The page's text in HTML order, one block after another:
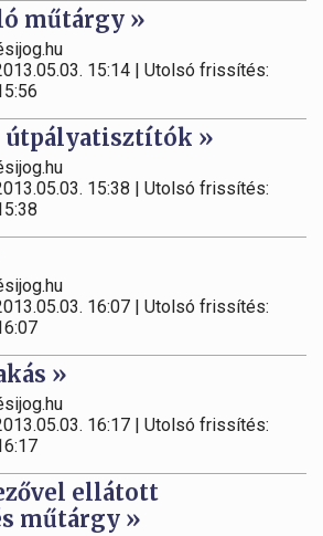
műtárgy »
15:14 | Utolsó frissítés:
útpályatisztítók »
15:38 | Utolsó frissítés:
16:07 | Utolsó frissítés:
»
16:17 | Utolsó frissítés:
ellátott
műtárgy »